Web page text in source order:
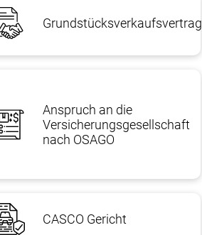
Grundstücksverkaufsvertrag
Anspruch an die
Versicherungsgesellschaft
nach OSAGO
CASCO Gericht